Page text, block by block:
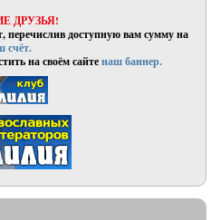
ДРУЗЬЯ!
доступную вам сумму на
счёт.
на своём сайтенаш баннер.